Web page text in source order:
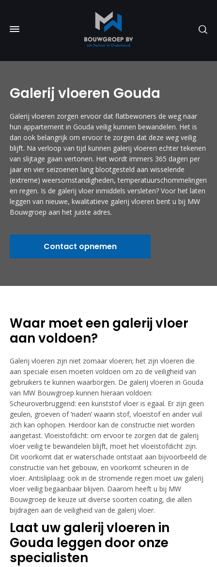
Galerij vloeren Gouda
Galerij vloeren zorgen ervoor dat flatbewoners de weg naar
hun appartement in Gouda veilig kunnen bewandelen. Het is
dan ook belangrijk om ervoor te zorgen dat deze weg veilig
blijft. Na verloop van tijd kunnen galerij vloeren echter tekenen
van slijtage gaan vertonen. Het wordt immers 365 dagen per
jaar en vier seizoenen lang blootgesteld aan wisselende
(extreme) weersomstandigheden, temperatuurschommelingen
en regen. Is de galerij vloer inmiddels versleten? Voor het laten
leggen van nieuwe, kwalitatieve galerij vloeren bent u bij MW
Bouwgroep aan het juiste adres.
Contact opnemen
Waar moet een galerij vloer
aan voldoen?
Galerij vloeren zijn niet zomaar vloeren; het zijn vloeren die
aan speciale eisen moeten voldoen om zo de veiligheid van
gebruikers te kunnen waarborgen. De galerij vloeren in Gouda
van MW Bouwgroep kunnen hieraan voldoen:
Scheuroverbruggend: een kunststof vloer is egaal. Er zijn geen
geulen, groeven of ‘naden’ waarin stof, vloeistof en ander vuil
zich kan ophopen. Hierdoor kan de constructie niet worden
aangetast. Vloeistofdicht: om ervoor te zorgen dat de galerij
vloer veilig te bewandelen blijft, moet het vloeistofdicht zijn.
Dit voorkomt dat er waterschade ontstaat aan bijvoorbeeld de
constructie van het gebouw, en voorkomt scheuren in de
vloer. Antisliplaag: ook in de stromende regen moet uw galerij
vloer veilig begaanbaar blijven. Daarom heeft u bij MW
Bouwgroep de keuze uit diverse soorten coating, die allen
bijdragen aan de veiligheid van de galerij vloer.
Laat uw galerij vloeren in
Gouda leggen door onze
specialisten